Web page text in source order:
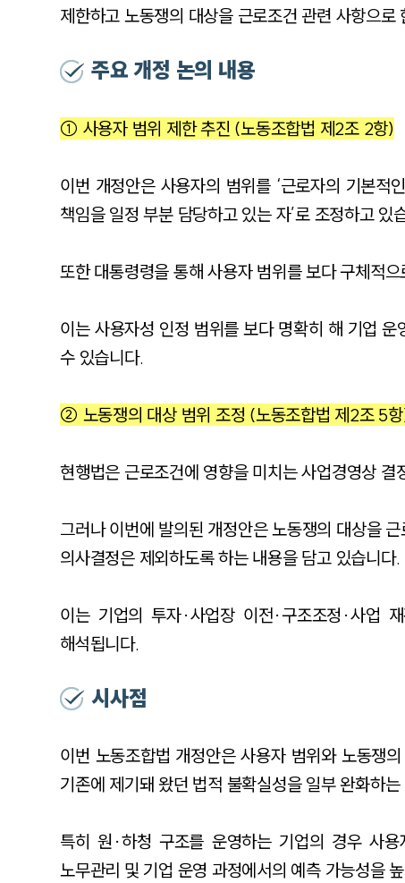
제한하고 노동쟁의 대상을 근로조건 관련 사항으
주요 개정 논의 내용
① 사용자 범위 제한 추진 (노동조합법 제2조 2항)
이번 개정안은 사용자의 범위를 ‘근로자의 기본
책임을 일정 부분 담당하고 있는 자’로 조정하고 있
또한 대통령령을 통해 사용자 범위를 보다 구체적
이는 사용자성 인정 범위를 보다 명확히 해 기업
수 있습니다.
② 노동쟁의 대상 범위 조정 (노동조합법 제2조 5
현행법은 근로조건에 영향을 미치는 사업경영상
그러나 이번에 발의된 개정안은 노동쟁의 대상을
의사결정은 제외하도록 하는 내용을 담고 있습니다.
이는 기업의 투자·사업장 이전·구조조정·사업
해석됩니다.
시사점
이번 노동조합법 개정안은 사용자 범위와 노동쟁
기존에 제기돼 왔던 법적 불확실성을 일부 완화하
특히 원·하청 구조를 운영하는 기업의 경우 사
노무관리 및 기업 운영 과정에서의 예측 가능성을